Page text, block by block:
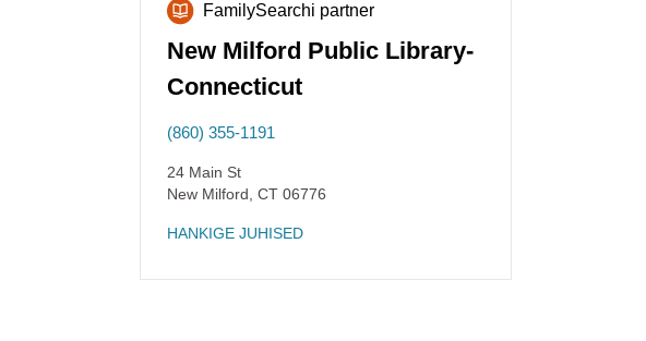
FamilySearchi partner
New Milford Public Library-
Connecticut
(860) 355-1191
24 Main St
New Milford CT 06776
HANKIGE JUHISED